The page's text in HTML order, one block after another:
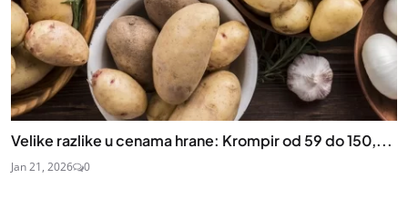
Velike razlike u cenama hrane: Krompir od 59 do 150,...
Jan 21, 2026 0